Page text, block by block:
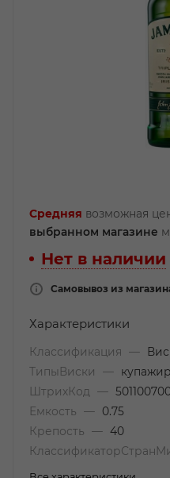
Средняя возможная
выбранном магазине
Нет в наличии
Самовывоз из
Характеристики
Классификация —
ТипыВиски
—
ШтрихКод
—
Емкость
—
0.75
Крепость
— 40